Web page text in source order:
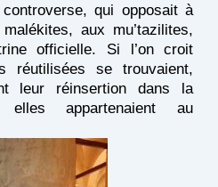
qui opposait à
aux mu’tazilites,
officielle. Si l’on croit
réutilisées se trouvaient,
leur réinsertion dans la
elles appartenaient au